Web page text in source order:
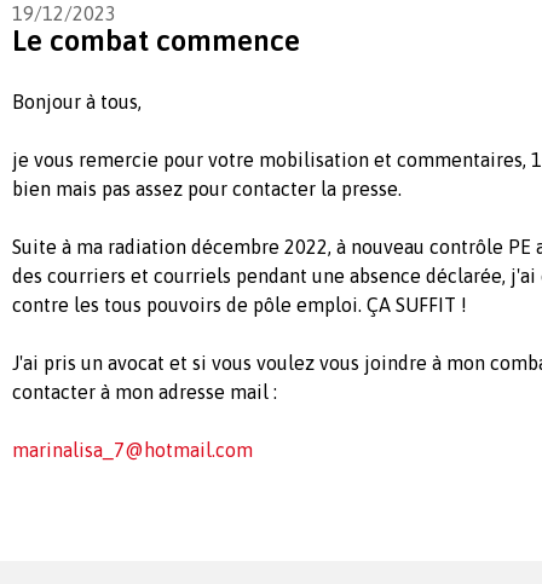
19/12/2023
Le combat commence
Bonjour à tous,
je vous remercie pour votre mobilisation et commentaires,
bien mais pas assez pour contacter la presse.
Suite à ma radiation décembre 2022, à nouveau contrôle PE
des courriers et courriels pendant une absence déclarée,
contre les tous pouvoirs de pôle emploi. ÇA SUFFIT !
J'ai pris un avocat et si vous voulez vous joindre à mon
contacter à mon adresse mail :
marinalisa_7@hotmail.com